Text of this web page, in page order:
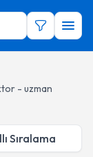
- uzman
Sıralama